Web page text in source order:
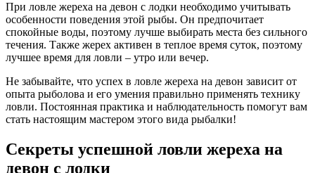
При ловле жереха на девон с лодки необходимо учитывать
особенности поведения этой рыбы. Он предпочитает
спокойные воды, поэтому лучше выбирать места без сильного
течения. Также жерех активен в теплое время суток, поэтому
лучшее время для ловли – утро или вечер.
Не забывайте, что успех в ловле жереха на девон зависит от
опыта рыболова и его умения правильно применять технику
ловли. Постоянная практика и наблюдательность помогут вам
стать настоящим мастером этого вида рыбалки!
Секреты успешной ловли жереха на
девон с лодки